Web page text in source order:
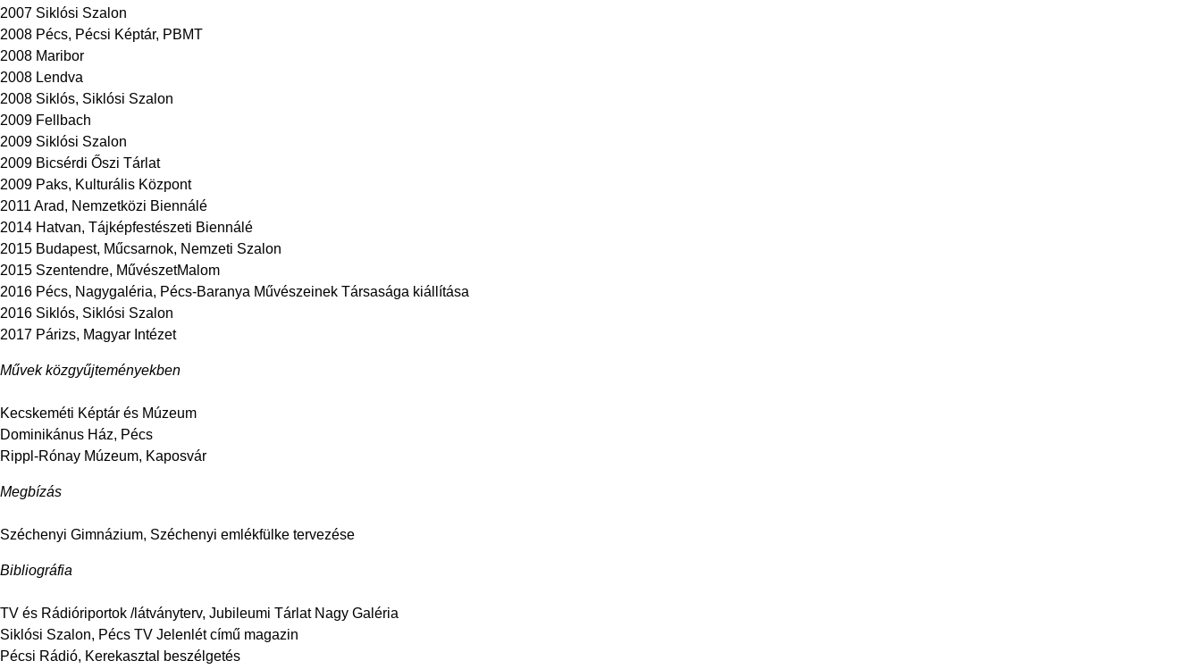
2007 Siklósi Szalon
2008 Pécs, Pécsi Képtár, PBMT
2008 Maribor
2008 Lendva
2008 Siklós, Siklósi Szalon
2009 Fellbach
2009 Siklósi Szalon
2009 Bicsérdi Őszi Tárlat
2009 Paks, Kulturális Központ
2011 Arad, Nemzetközi Biennálé
2014 Hatvan, Tájképfestészeti Biennálé
2015 Budapest, Műcsarnok, Nemzeti Szalon
2015 Szentendre, MűvészetMalom
2016 Pécs, Nagygaléria, Pécs-Baranya Művészeinek Társasága kiállítása
2016 Siklós, Siklósi Szalon
2017 Párizs, Magyar Intézet
Művek közgyűjteményekben
Kecskeméti Képtár és Múzeum
Dominikánus Ház, Pécs
Rippl-Rónay Múzeum, Kaposvár
Megbízás
Széchenyi Gimnázium, Széchenyi emlékfülke tervezése
Bibliográfia
TV és Rádióriportok /látványterv, Jubileumi Tárlat Nagy Galéria
Siklósi Szalon, Pécs TV Jelenlét című magazin
Pécsi Rádió, Kerekasztal beszélgetés